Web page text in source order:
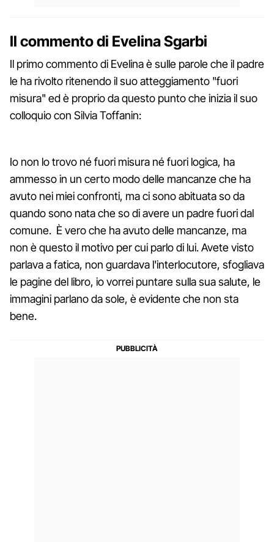
Il commento di Evelina Sgarbi
Il primo commento di Evelina è sulle parole che il padre
le ha rivolto ritenendo il suo atteggiamento "fuori
misura" ed è proprio da questo punto che inizia il suo
colloquio con Silvia Toffanin:
Io non lo trovo né fuori misura né fuori logica, ha
ammesso in un certo modo delle mancanze che ha
avuto nei miei confronti, ma ci sono abituata so da
quando sono nata che so di avere un padre fuori dal
comune. È vero che ha avuto delle mancanze, ma
non è questo il motivo per cui parlo di lui. Avete visto
parlava a fatica, non guardava l'interlocutore, sfogliava
le pagine del libro, io vorrei puntare sulla sua salute, le
immagini parlano da sole, è evidente che non sta
bene.